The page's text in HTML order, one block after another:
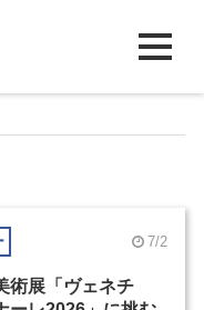
7/2
術展「ヴェネチ